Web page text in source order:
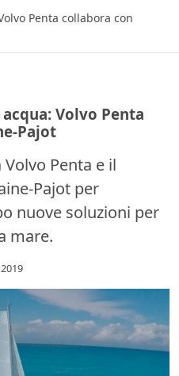
Penta collabora con
Volvo Penta
Pajot
Penta e il
Pajot per
nuove soluzioni per
mare.